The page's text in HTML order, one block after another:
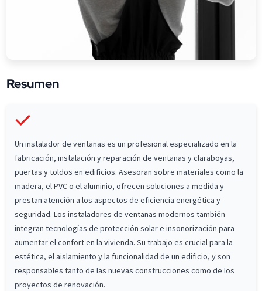
Resumen
Un instalador de ventanas es un profesional especializado en la
fabricación, instalación y reparación de ventanas y claraboyas,
puertas y toldos en edificios. Asesoran sobre materiales como la
madera, el PVC o el aluminio, ofrecen soluciones a medida y
prestan atención a los aspectos de eficiencia energética y
seguridad. Los instaladores de ventanas modernos también
integran tecnologías de protección solar e insonorización para
aumentar el confort en la vivienda. Su trabajo es crucial para la
estética, el aislamiento y la funcionalidad de un edificio, y son
responsables tanto de las nuevas construcciones como de los
proyectos de renovación.